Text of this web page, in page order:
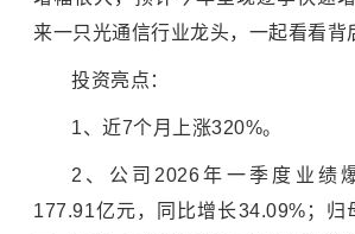
来一只光通信行业龙头，一起看看背
投资亮点：
1、近7个月上涨320%。
2、公司2026年一季度业绩
177.91亿元，同比增长34.09%；归